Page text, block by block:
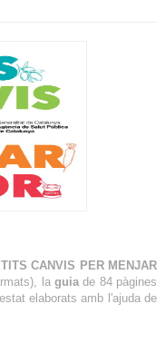
CANVIS PER MENJAR
laguiade 84 pàgines
elaborats amb l'ajuda de